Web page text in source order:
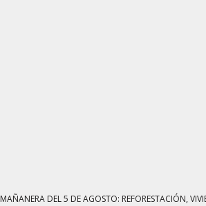
EL GRAN GURÚ: BECAS CON REMITENTE,